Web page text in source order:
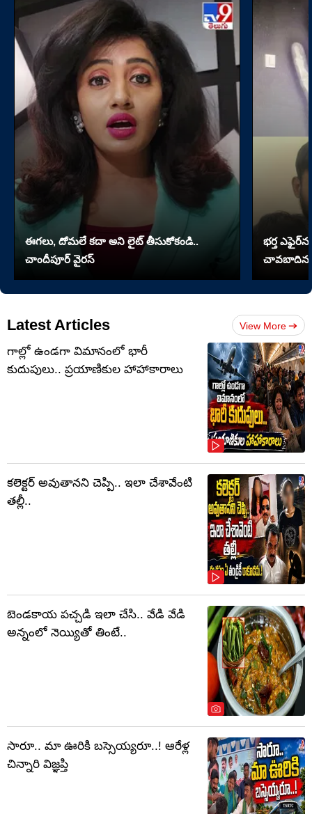
ఈగలు, దోమలే కదా అని లైట్ తీసుకోకండి..
చాందీపూర్ వైరస్
భర్త
చావబాదిన
Latest Articles View More
గాల్లో ఉండగా విమానంలో భారీ
కుదుపులు.. ప్రయాణికుల హాహాకారాలు
కలెక్టర్‌ అవుతానని చెప్పి.. ఇలా చేశావేంటి
తల్లీ..
బెండకాయ పచ్చడి ఇలా చేసి.. వేడి వేడి
అన్నంలో నెయ్యితో తింటే..
సారూ.. మా ఊరికి బస్సెయ్యరూ..! ఆరేళ్ల
చిన్నారి విజ్ఞప్తి